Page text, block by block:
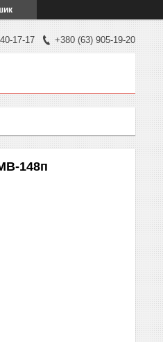
17-17 +380 (63) 905-19-20
148п